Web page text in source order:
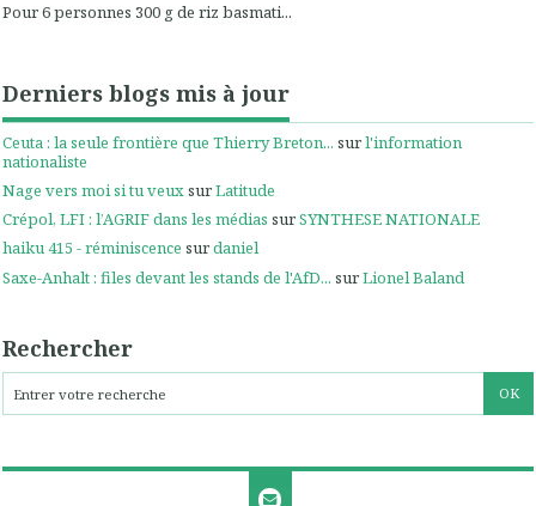
Pour 6 personnes 300 g de riz basmati...
Derniers blogs mis à jour
Ceuta : la seule frontière que Thierry Breton... surl'information
nationaliste
Nage vers moi si tu veuxsurLatitude
Crépol, LFI : l’AGRIF dans les médias surSYNTHESE NATIONALE
haiku 415 - réminiscence surdaniel
Saxe-Anhalt : files devant les stands de l'AfD... surLionel Baland
Rechercher